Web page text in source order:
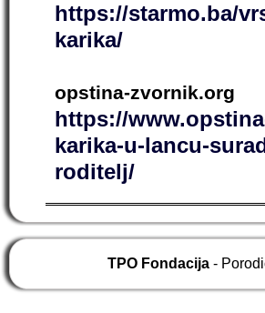
https://starmo.ba/
karika/
opstina-zvornik.org
https://
karika-u-lancu-
roditelj/
TPO Fondacija -